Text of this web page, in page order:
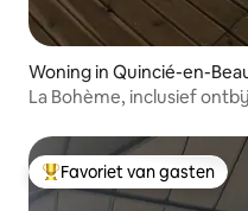
Woning in Quincié-en-
La Bohème, inclusief
Topfavoriet van gasten
Favoriet van gasten